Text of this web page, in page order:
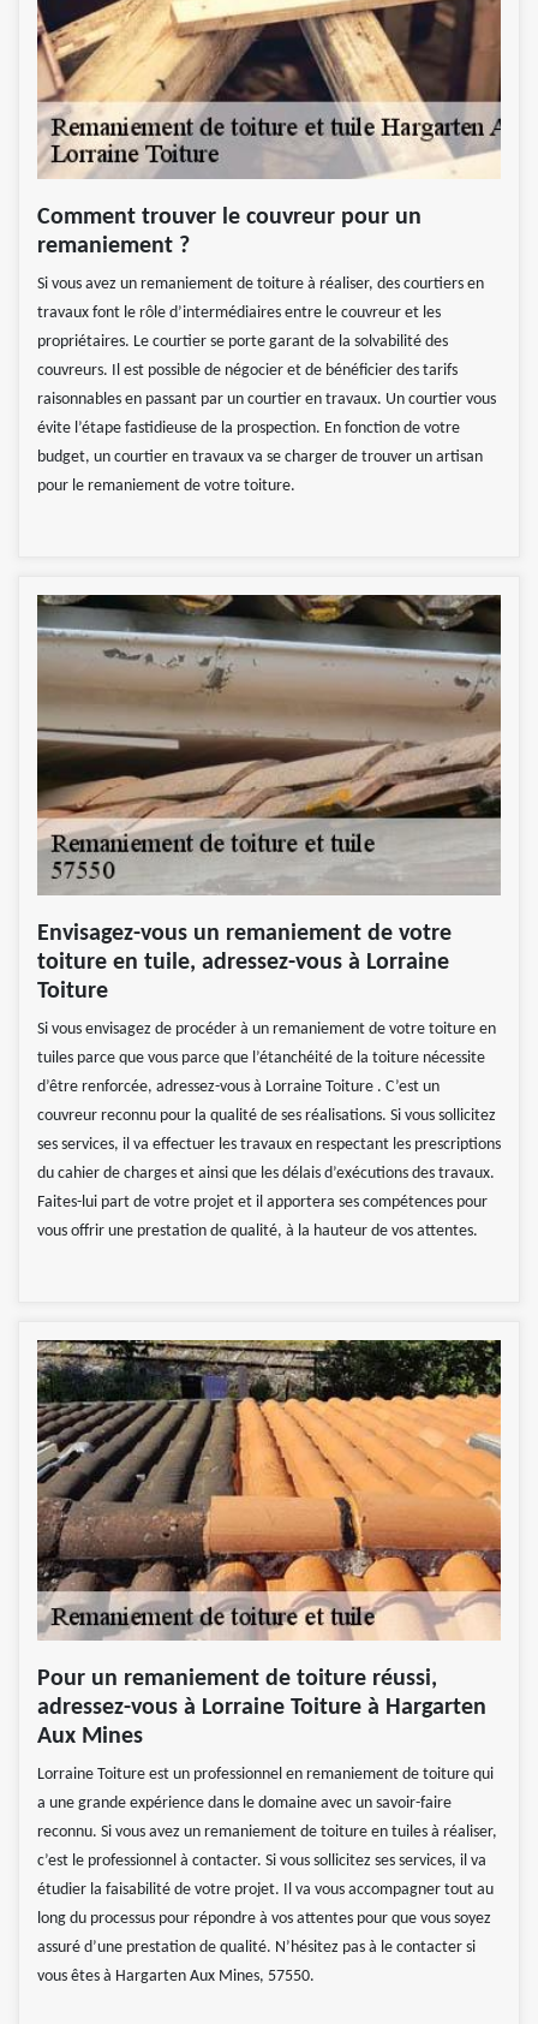
Comment trouver le couvreur pour un
remaniement ?
Si vous avez un remaniement de toiture à réaliser, des courtiers en
travaux font le rôle d’intermédiaires entre le couvreur et les
propriétaires. Le courtier se porte garant de la solvabilité des
couvreurs. Il est possible de négocier et de bénéficier des tarifs
raisonnables en passant par un courtier en travaux. Un courtier vous
évite l’étape fastidieuse de la prospection. En fonction de votre
budget, un courtier en travaux va se charger de trouver un artisan
pour le remaniement de votre toiture.
Envisagez-vous un remaniement de votre
toiture en tuile, adressez-vous à Lorraine
Toiture
Si vous envisagez de procéder à un remaniement de votre toiture en
tuiles parce que vous parce que l’étanchéité de la toiture nécessite
d’être renforcée, adressez-vous à Lorraine Toiture . C’est un
couvreur reconnu pour la qualité de ses réalisations. Si vous sollicitez
ses services, il va effectuer les travaux en respectant les prescriptions
du cahier de charges et ainsi que les délais d’exécutions des travaux.
Faites-lui part de votre projet et il apportera ses compétences pour
vous offrir une prestation de qualité, à la hauteur de vos attentes.
Pour un remaniement de toiture réussi,
adressez-vous à Lorraine Toiture à Hargarten
Aux Mines
Lorraine Toiture est un professionnel en remaniement de toiture qui
a une grande expérience dans le domaine avec un savoir-faire
reconnu. Si vous avez un remaniement de toiture en tuiles à réaliser,
c’est le professionnel à contacter. Si vous sollicitez ses services, il va
étudier la faisabilité de votre projet. Il va vous accompagner tout au
long du processus pour répondre à vos attentes pour que vous soyez
assuré d’une prestation de qualité. N’hésitez pas à le contacter si
vous êtes à Hargarten Aux Mines, 57550.